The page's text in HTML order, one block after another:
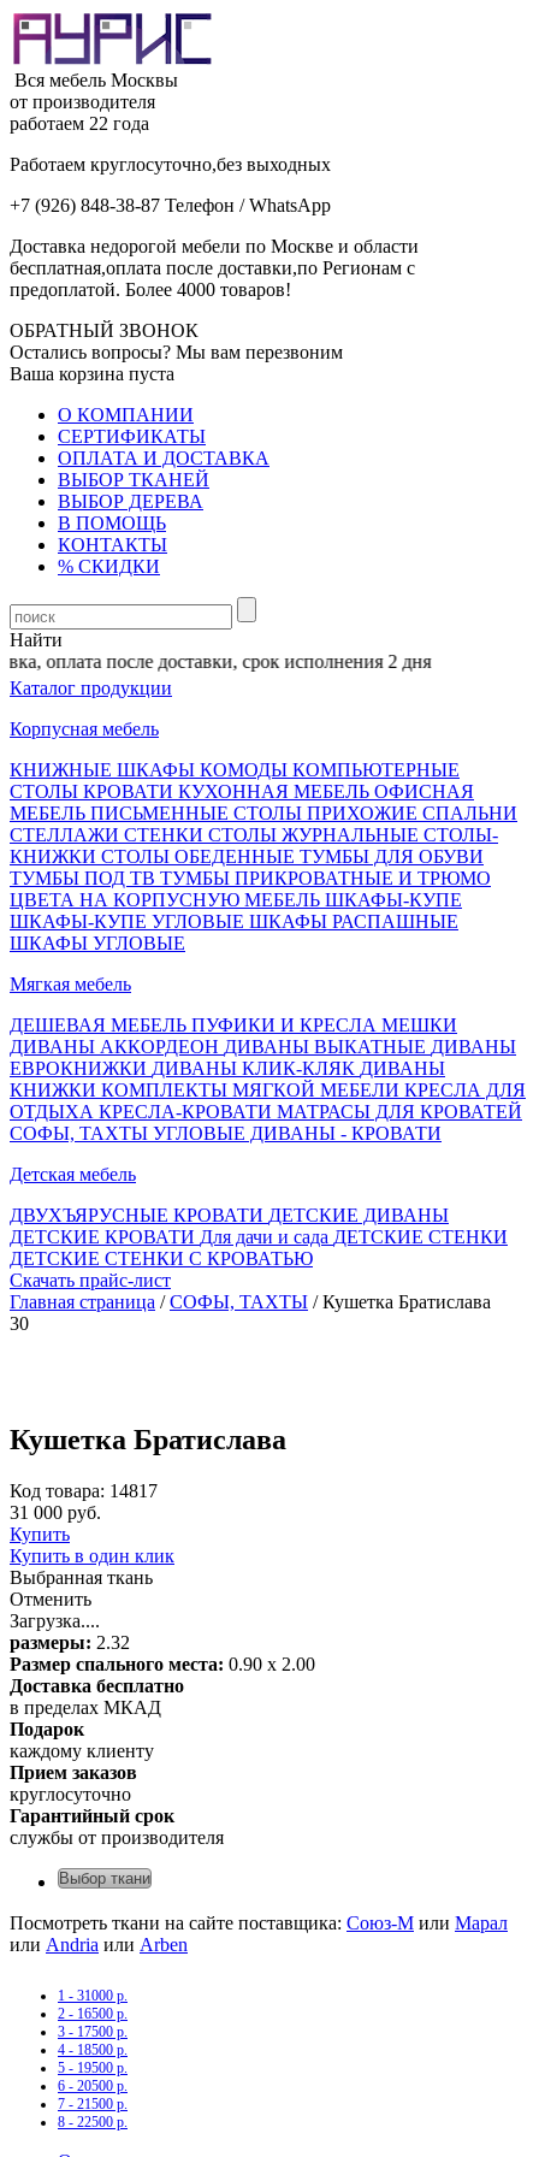
Вся мебель Москвы
от производителя
работаем 22 года
Работаем круглосуточно,без выходных
+7 (926) 848-38-87 Телефон / WhatsApp
Доставка недорогой мебели по Москве и области
бесплатная,оплата после доставки,по Регионам с
предоплатой. Более 4000 товаров!
ОБРАТНЫЙ ЗВОНОК
Остались вопросы? Мы вам перезвоним
Ваша корзина пуста
О КОМПАНИИ
СЕРТИФИКАТЫ
ОПЛАТА И ДОСТАВКА
ВЫБОР ТКАНЕЙ
ВЫБОР ДЕРЕВА
В ПОМОЩЬ
КОНТАКТЫ
% СКИДКИ
Найти
оплата после доставки, срок исполнения 2 дня
Каталог продукции
Корпусная мебель
КНИЖНЫЕ ШКАФЫ КОМОДЫ КОМПЬЮТЕРНЫЕ
СТОЛЫ КРОВАТИ КУХОННАЯ МЕБЕЛЬ ОФИСНАЯ
МЕБЕЛЬ ПИСЬМЕННЫЕ СТОЛЫ ПРИХОЖИЕ СПАЛЬНИ
СТЕЛЛАЖИ СТЕНКИ СТОЛЫ ЖУРНАЛЬНЫЕ СТОЛЫ-
КНИЖКИ СТОЛЫ ОБЕДЕННЫЕ ТУМБЫ ДЛЯ ОБУВИ
ТУМБЫ ПОД ТВ ТУМБЫ ПРИКРОВАТНЫЕ И ТРЮМО
ЦВЕТА НА КОРПУСНУЮ МЕБЕЛЬ ШКАФЫ-КУПЕ
ШКАФЫ-КУПЕ УГЛОВЫЕ ШКАФЫ РАСПАШНЫЕ
ШКАФЫ УГЛОВЫЕ
Мягкая мебель
ДЕШЕВАЯ МЕБЕЛЬ ПУФИКИ И КРЕСЛА МЕШКИ
ДИВАНЫ АККОРДЕОН ДИВАНЫ ВЫКАТНЫЕ ДИВАНЫ
ЕВРОКНИЖКИ ДИВАНЫ КЛИК-КЛЯК ДИВАНЫ
КНИЖКИ КОМПЛЕКТЫ МЯГКОЙ МЕБЕЛИ КРЕСЛА ДЛЯ
ОТДЫХА КРЕСЛА-КРОВАТИ МАТРАСЫ ДЛЯ КРОВАТЕЙ
СОФЫ, ТАХТЫ УГЛОВЫЕ ДИВАНЫ - КРОВАТИ
Детская мебель
ДВУХЪЯРУСНЫЕ КРОВАТИ ДЕТСКИЕ ДИВАНЫ
ДЕТСКИЕ КРОВАТИ Для дачи и сада ДЕТСКИЕ СТЕНКИ
ДЕТСКИЕ СТЕНКИ С КРОВАТЬЮ
Скачать прайс-лист
Главная страница /СОФЫ, ТАХТЫ / Кушетка Братислава
30
Кушетка Братислава
Код товара: 14817
31 000 руб.
Купить
Купить в один клик
Выбранная ткань
Отменить
Загрузка....
размеры: 2.32
Размер спального места: 0.90 х 2.00
Доставка бесплатно
в пределах МКАД
Подарок
каждому клиенту
Прием заказов
круглосуточно
Гарантийный срок
службы от производителя
Выбор ткани
Посмотреть ткани на сайте поставщика: Союз-М или Марал
или Andria или Arben
1 - 31000 р.
2 - 16500 р.
3 - 17500 р.
4 - 18500 р.
5 - 19500 р.
6 - 20500 р.
7 - 21500 р.
8 - 22500 р.